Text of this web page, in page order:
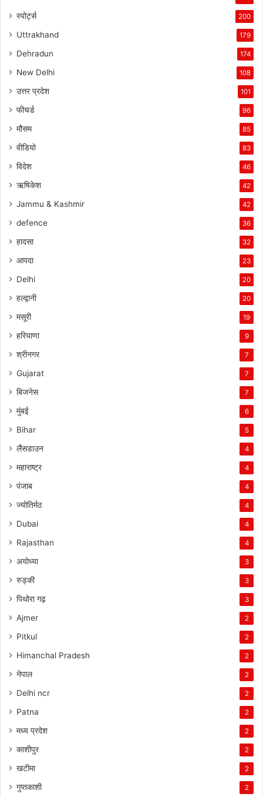
स्पोर्ट्स 200
Uttrakhand 179
Dehradun 174
New Delhi 108
उत्तर प्रदेश 101
फीचर्ड 96
मौसम 85
वीडियो 83
विदेश 46
ऋषिकेश 42
Jammu & Kashmir 42
defence 36
हादसा 32
आपदा 23
Delhi 20
हल्द्वानी 20
मसूरी 19
हरियाणा 9
श्रीनगर 7
Gujarat 7
बिजनेस 7
मुंबई 6
Bihar 5
लैंसडाउन 4
महाराष्ट्र 4
पंजाब 4
ज्योतिर्मठ 4
Dubai 4
Rajasthan 4
अयोध्या 3
रुड़की 3
पिथोरा गढ़ 3
Ajmer 2
Pitkul 2
Himanchal Pradesh 2
नेपाल 2
Delhi ncr 2
Patna 2
मध्य प्रदेश 2
काशीपुर 2
खटीमा 2
गुप्तकाशी 2